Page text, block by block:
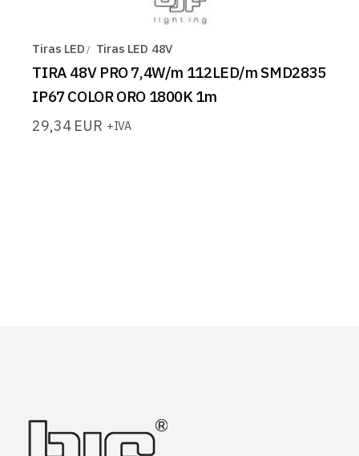
Tiras LED Tiras LED 48V
TIRA 48V PRO 7,4W/m 112LED/m SMD2835
IP67 COLOR ORO 1800K 1m
29,34 EUR +IVA